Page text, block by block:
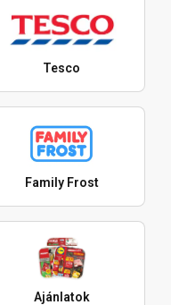
Tesco
Family Frost
Ajánlatok